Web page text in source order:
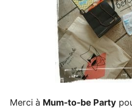
Merci à Mum-to-be Party